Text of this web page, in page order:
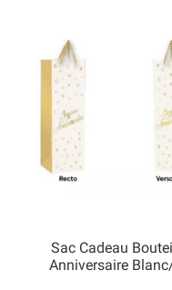
Sac Cadeau
Anniversaire